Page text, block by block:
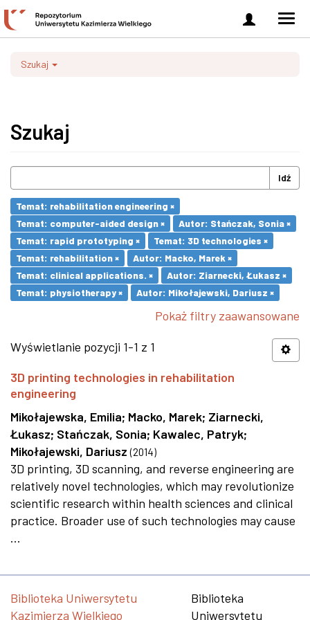
Zaloguj
się
Szukaj
Szukaj
Idź
Temat: rehabilitation engineering ×
Temat: computer-aided design ×
Autor: Stańczak, Sonia ×
Temat: rapid prototyping ×
Temat: 3D technologies ×
Temat: rehabilitation ×
Autor: Macko, Marek ×
Temat: clinical applications. ×
Autor: Ziarnecki, Łukasz ×
Temat: physiotherapy ×
Autor: Mikołajewski, Dariusz ×
Pokaż filtry zaawansowane
Wyświetlanie pozycji 1-1 z 1
3D printing technologies in rehabilitation
engineering
Mikołajewska, Emilia; Macko, Marek; Ziarnecki,
Łukasz; Stańczak, Sonia; Kawalec, Patryk;
Mikołajewski, Dariusz (2014)
3D printing, 3D scanning, and reverse engineering are
relatively novel technologies, which may revolutionize
scientific research within health sciences and clinical
practice. Broader use of such technologies may cause
...
Biblioteka Uniwersytetu
Kazimierza Wielkiego
Biblioteka
Uniwersytetu